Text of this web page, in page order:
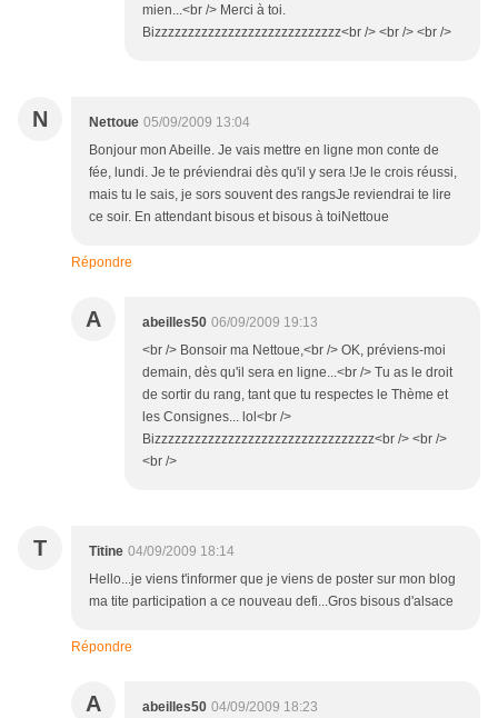
mien...<br /> Merci à toi.
Bizzzzzzzzzzzzzzzzzzzzzzzzzzzz<br /> <br /> <br />
N Nettoue 05/09/2009 13:04
Bonjour mon Abeille. Je vais mettre en ligne mon conte de
fée, lundi. Je te préviendrai dès qu'il y sera !Je le crois réussi,
mais tu le sais, je sors souvent des rangsJe reviendrai te lire
ce soir. En attendant bisous et bisous à toiNettoue
Répondre
A abeilles50 06/09/2009 19:13
<br /> Bonsoir ma Nettoue,<br /> OK, préviens-moi
demain, dès qu'il sera en ligne...<br /> Tu as le droit
de sortir du rang, tant que tu respectes le Thème et
les Consignes... lol<br />
Bizzzzzzzzzzzzzzzzzzzzzzzzzzzzzzzzz<br /> <br />
<br />
T Titine 04/09/2009 18:14
Hello...je viens t'informer que je viens de poster sur mon blog
ma tite participation a ce nouveau defi...Gros bisous d'alsace
Répondre
A abeilles50 04/09/2009 18:23